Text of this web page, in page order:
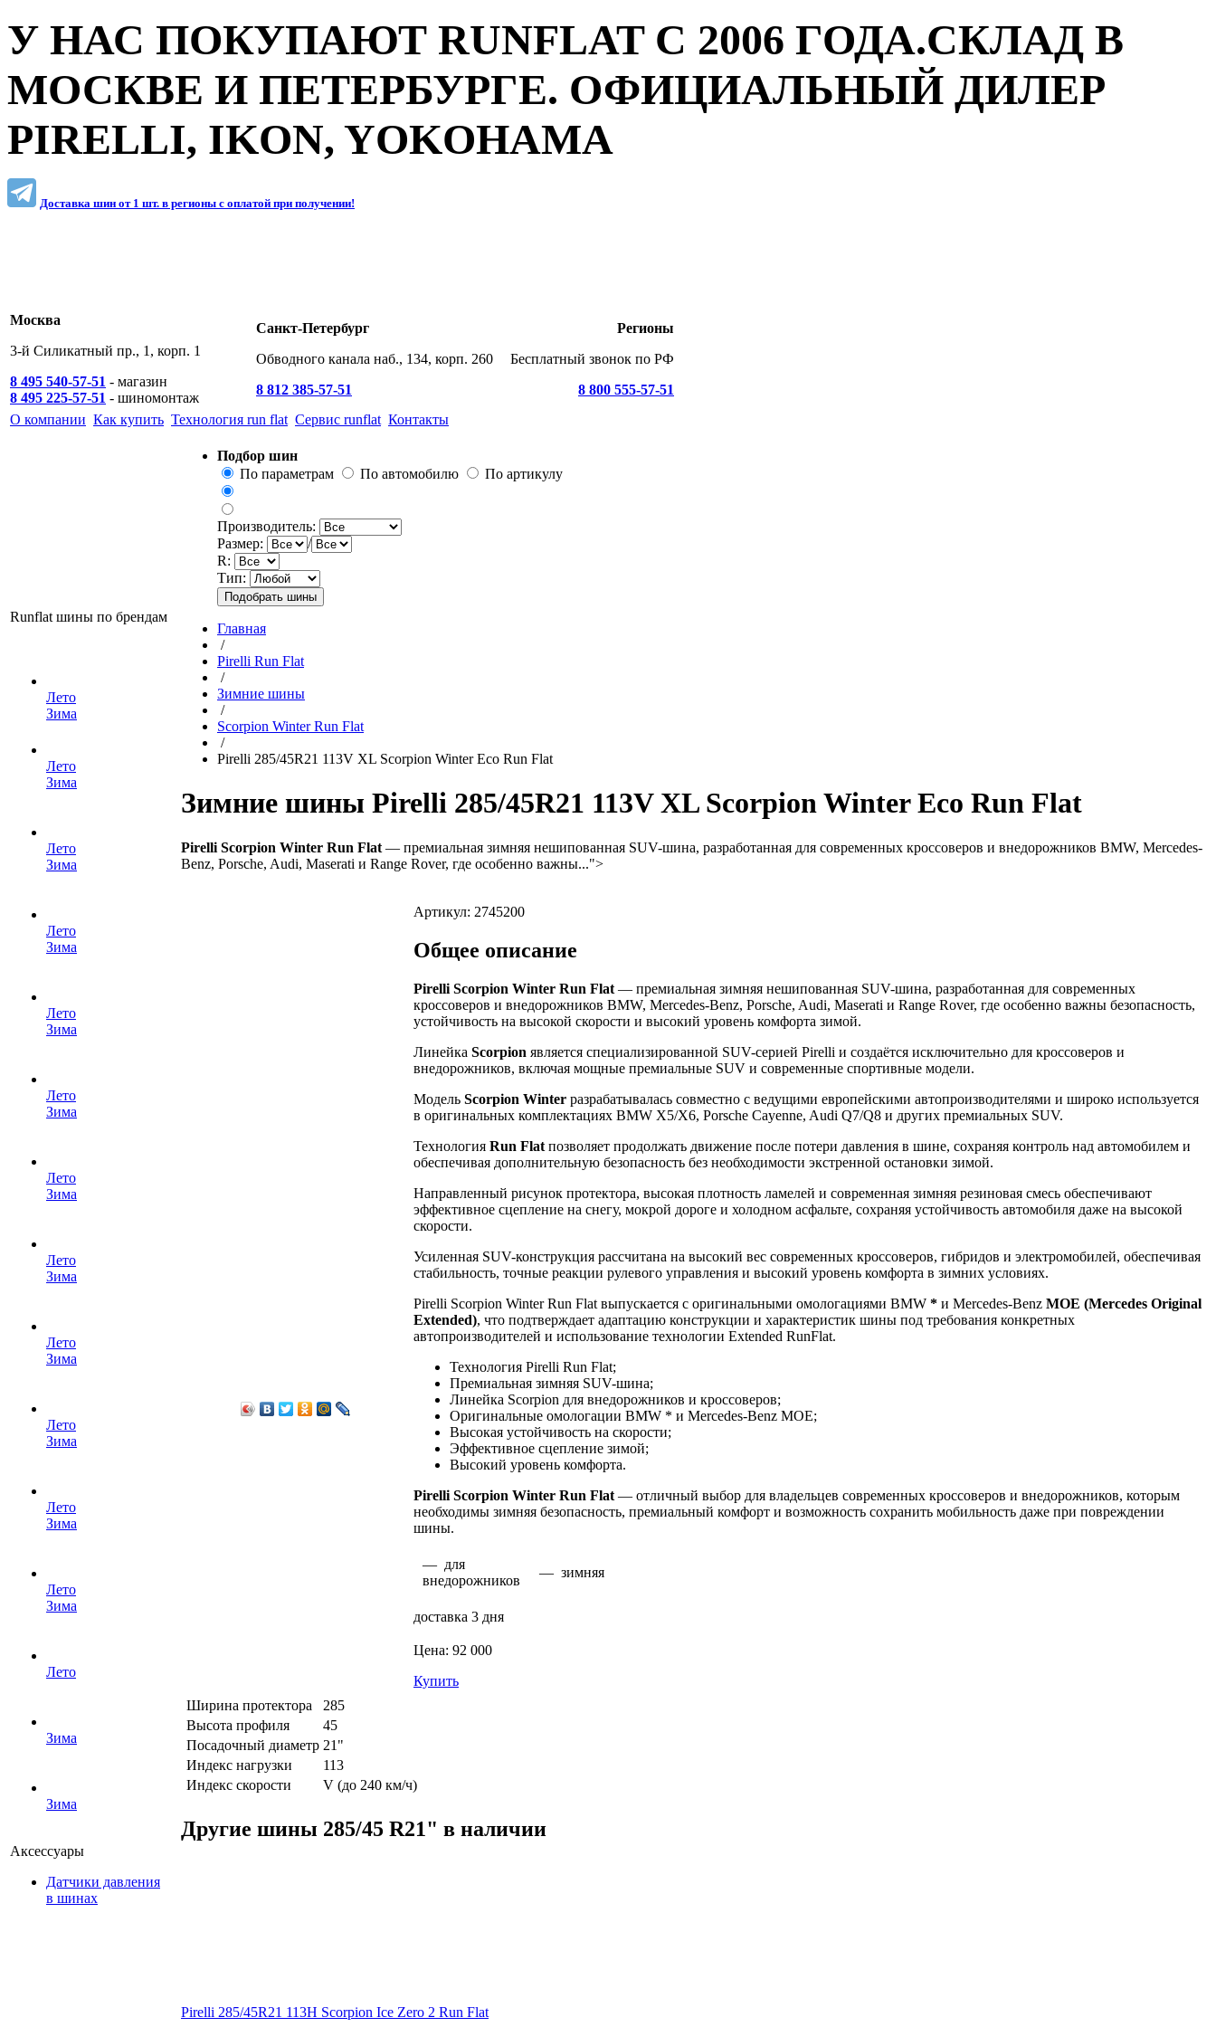
У НАС ПОКУПАЮТ RUNFLAT С 2006 ГОДА.СКЛАД В
МОСКВЕ И ПЕТЕРБУРГЕ. ОФИЦИАЛЬНЫЙ ДИЛЕР
PIRELLI, IKON, YOKOHAMA
Доставка шин от 1 шт. в регионы c оплатой при получении!
Москва
3-й Силикатный пр., 1, корп. 1
8 495 540-57-51 - магазин
8 495 225-57-51 - шиномонтаж
Санкт-Петербург
Обводного канала наб., 134, корп. 260
8 812 385-57-51
Регионы
Бесплатный звонок по РФ
8 800 555-57-51
О компании Как купить Технология run flat Сервис runflat Контакты
Runflat шины по брендам
Лето
Зима
Лето
Зима
Лето
Зима
Лето
Зима
Лето
Зима
Лето
Зима
Лето
Зима
Лето
Зима
Лето
Зима
Лето
Зима
Лето
Зима
Лето
Зима
Лето
Зима
Зима
Аксессуары
Датчики давления
в шинах
Подбор шин
По параметрам
По автомобилю По артикулу
Производитель:
Размер:
/
R:
Тип:
Главная
/
Pirelli Run Flat
/
Зимние шины
/
Scorpion Winter Run Flat
/
Pirelli 285/45R21 113V XL Scorpion Winter Eco Run Flat
Зимние шины Pirelli 285/45R21 113V XL Scorpion Winter Eco Run Flat
Pirelli Scorpion Winter Run Flat — премиальная зимняя нешипованная SUV-шина, разработанная для современных кроссоверов и внедорожников BMW, Mercedes-
Benz, Porsche, Audi, Maserati и Range Rover, где особенно важны...">
Артикул: 2745200
Общее описание
Pirelli Scorpion Winter Run Flat — премиальная зимняя нешипованная SUV-шина, разработанная для современных
кроссоверов и внедорожников BMW, Mercedes-Benz, Porsche, Audi, Maserati и Range Rover, где особенно важны безопасность,
устойчивость на высокой скорости и высокий уровень комфорта зимой.
Линейка Scorpion является специализированной SUV-серией Pirelli и создаётся исключительно для кроссоверов и
внедорожников, включая мощные премиальные SUV и современные спортивные модели.
Модель Scorpion Winter разрабатывалась совместно с ведущими европейскими автопроизводителями и широко используется
в оригинальных комплектациях BMW X5/X6, Porsche Cayenne, Audi Q7/Q8 и других премиальных SUV.
Технология Run Flat позволяет продолжать движение после потери давления в шине, сохраняя контроль над автомобилем и
обеспечивая дополнительную безопасность без необходимости экстренной остановки зимой.
Направленный рисунок протектора, высокая плотность ламелей и современная зимняя резиновая смесь обеспечивают
эффективное сцепление на снегу, мокрой дороге и холодном асфальте, сохраняя устойчивость автомобиля даже на высокой
скорости.
Усиленная SUV-конструкция рассчитана на высокий вес современных кроссоверов, гибридов и электромобилей, обеспечивая
стабильность, точные реакции рулевого управления и высокий уровень комфорта в зимних условиях.
Pirelli Scorpion Winter Run Flat выпускается с оригинальными омологациями BMW * и Mercedes-Benz MOE (Mercedes Original
Extended), что подтверждает адаптацию конструкции и характеристик шины под требования конкретных
автопроизводителей и использование технологии Extended RunFlat.
Технология Pirelli Run Flat;
Премиальная зимняя SUV-шина;
Линейка Scorpion для внедорожников и кроссоверов;
Оригинальные омологации BMW * и Mercedes-Benz MOE;
Высокая устойчивость на скорости;
Эффективное сцепление зимой;
Высокий уровень комфорта.
Pirelli Scorpion Winter Run Flat — отличный выбор для владельцев современных кроссоверов и внедорожников, которым
необходимы зимняя безопасность, премиальный комфорт и возможность сохранить мобильность даже при повреждении
шины.
— для
внедорожников
— зимняя
доставка 3 дня
Цена: 92 000
Купить
Ширина протектора
285
Высота профиля
45
Посадочный диаметр 21"
Индекс нагрузки
113
Индекс скорости
V (до 240 км/ч)
Другие шины 285/45 R21" в наличии
Pirelli 285/45R21 113H Scorpion Ice Zero 2 Run Flat